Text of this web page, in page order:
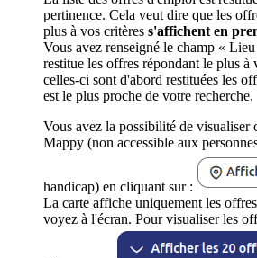
pertinence. Cela veut dire que les
plus à vos critères s'affichent en
Vous avez renseigné le champ «
restitue les offres répondant le plus à
celles-ci sont d'abord restituées les
est le plus proche de votre recherche.
Vous avez la possibilité de visualiser
Mappy (non accessible aux
handicap) en cliquant sur :
La carte affiche uniquement les
voyez à l'écran. Pour visualiser les